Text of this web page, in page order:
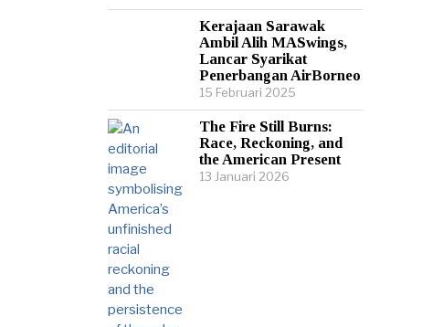
Kerajaan Sarawak
Ambil Alih MASwings,
Lancar Syarikat
Penerbangan AirBorneo
15 Februari 2025
The Fire Still Burns:
Race, Reckoning, and
the American Present
13 Januari 2026